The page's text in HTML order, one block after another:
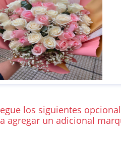
los siguientes
agregar un adicional